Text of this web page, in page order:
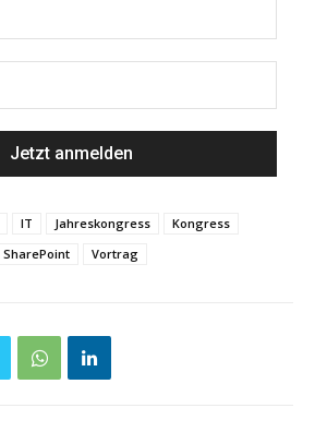
IT Jahreskongress
Kongress
SharePoint Vortrag